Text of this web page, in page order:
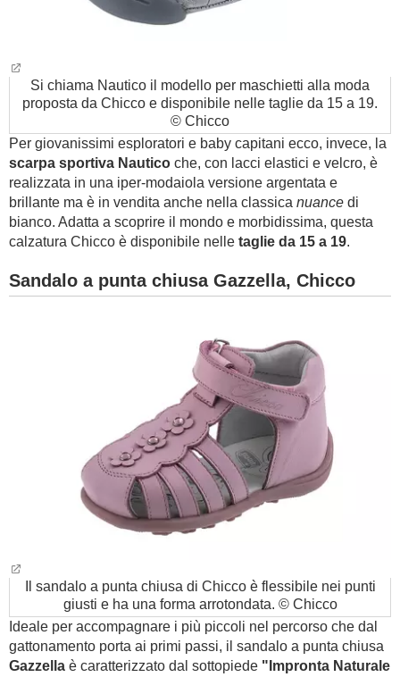
Si chiama Nautico il modello per maschietti alla moda
proposta da Chicco e disponibile nelle taglie da 15 a 19.
© Chicco
Per giovanissimi esploratori e baby capitani ecco, invece, la
scarpa sportiva Nautico che, con lacci elastici e velcro, è
realizzata in una iper-modaiola versione argentata e
brillante ma è in vendita anche nella classica nuance di
bianco. Adatta a scoprire il mondo e morbidissima, questa
calzatura Chicco è disponibile nelle taglie da 15 a 19.
Sandalo a punta chiusa Gazzella, Chicco
Il sandalo a punta chiusa di Chicco è flessibile nei punti
giusti e ha una forma arrotondata. © Chicco
Ideale per accompagnare i più piccoli nel percorso che dal
gattonamento porta ai primi passi, il sandalo a punta chiusa
Gazzella è caratterizzato dal sottopiede "Impronta Naturale